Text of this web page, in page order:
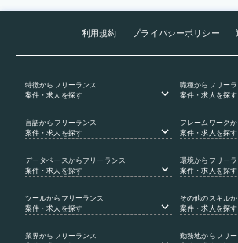
利用規約 プライバシーポリシー
特徴からフリーランス
案件・求人を探す
職種からフリーラ
案件・求人を探す
言語からフリーランス
案件・求人を探す
フレームワーク
案件・求人を探す
データベース からフリーランス
案件・求人を探す
環境からフリーラ
案件・求人を探す
ツールからフリーランス
案件・求人を探す
その他のスキル
案件・求人を探す
業界からフリーランス
勤務地からフリー